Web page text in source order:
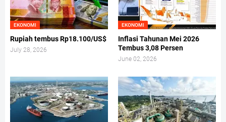
EKONOMI
Rupiah tembus Rp18.100/US$
July 28, 2026
EKONOMI
Inflasi Tahunan Mei 2026
Tembus 3,08 Persen
June 02, 2026